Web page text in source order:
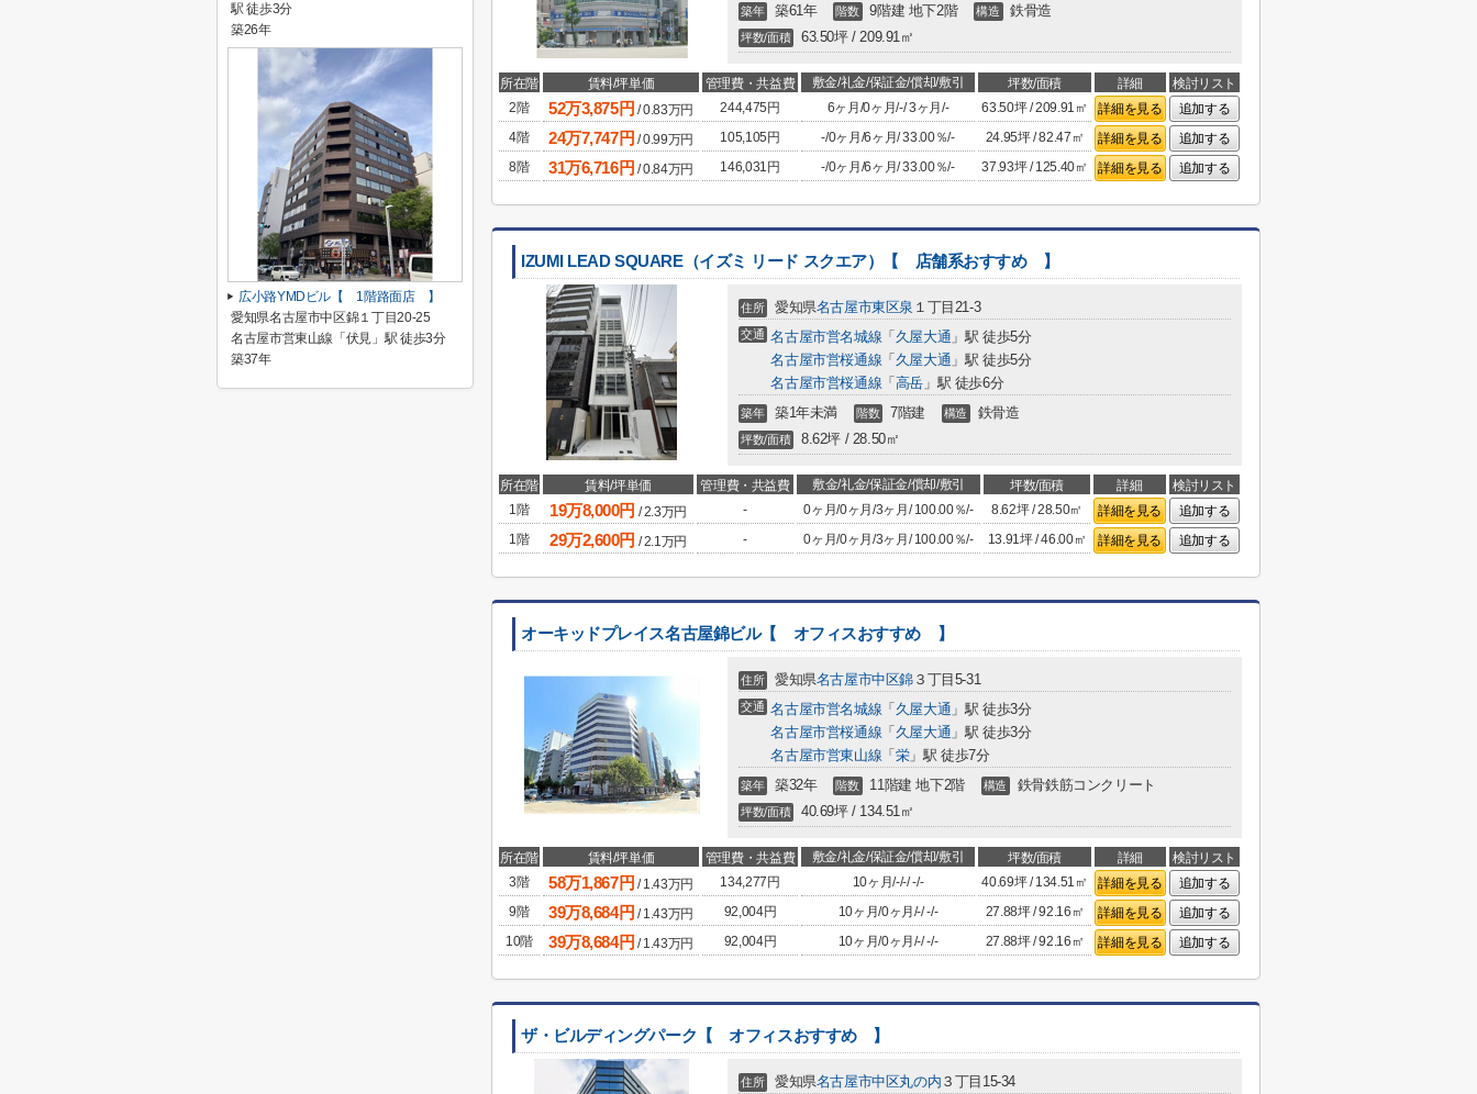
築年 築61年 階数 9階建 地下2階 構造 鉄骨造
坪数/面積 63.50坪 / 209.91㎡
所在階 賃料/坪単価 管理費・共益費 敷金/礼金/保証金/償却/敷引 坪数/面積 詳細
検討リスト
2階
52万3,875円 /0.83万円 244,475円 6ヶ月 /0ヶ月/-/3ヶ月 /- 63.50坪 / 209.91㎡ 詳細を見る
追加する
4階
24万7,747円 /0.99万円 105,105円 -/0ヶ月 /6ヶ月/33.00％/- 24.95坪 / 82.47㎡ 詳細を見る
追加する
8階
31万6,716円 /0.84万円 146,031円 -/0ヶ月 /6ヶ月/33.00％/- 37.93坪 / 125.40㎡ 詳細を見る 追加する
IZUMI LEAD SQUARE（イズミ リード スクエア）【 店舗系おすすめ 】
住所 愛知県名古屋市東区泉 １丁目21-3
交通 名古屋市営名城線 「 久屋大通 」駅 徒歩5分
名古屋市営桜通線 「 久屋大通 」駅 徒歩5分
名古屋市営桜通線 「 高岳 」駅 徒歩6分
築年 築1年未満 階数 7階建 構造 鉄骨造
坪数/面積 8.62坪 / 28.50㎡
所在階 賃料/坪単価 管理費・共益費 敷金/礼金/保証金/償却/敷引 坪数/面積 詳細
検討リスト
1階
19万8,000円 /2.3万円 - 0ヶ月/0ヶ月 /3ヶ月 /100.00％/- 8.62坪 / 28.50㎡ 詳細を見る
追加する
1階
29万2,600円 /2.1万円 - 0ヶ月/0ヶ月 /3ヶ月 /100.00％/- 13.91坪 / 46.00㎡ 詳細を見る 追加する
オーキッドプレイス名古屋錦ビル【 オフィスおすすめ 】
住所 愛知県名古屋市中区錦 ３丁目5-31
交通 名古屋市営名城線 「 久屋大通 」駅 徒歩3分
名古屋市営桜通線 「 久屋大通 」駅 徒歩3分
名古屋市営東山線 「 栄」駅 徒歩7分
築年 築32年 階数 11階建 地下2階 構造 鉄骨鉄筋コンクリート
坪数/面積 40.69坪 / 134.51㎡
所在階 賃料/坪単価 管理費・共益費 敷金/礼金/保証金/償却/敷引 坪数/面積 詳細
検討リスト
3階
58万1,867円 /1.43万円 134,277円 10ヶ月/-/-/-/- 40.69坪 / 134.51㎡ 詳細を見る
追加する
9階
39万8,684円 /1.43万円 92,004円 10ヶ月/0ヶ月 /-/-/- 27.88坪 / 92.16㎡ 詳細を見る
追加する
10階
39万8,684円 /1.43万円 92,004円 10ヶ月/0ヶ月 /-/-/- 27.88坪 / 92.16㎡ 詳細を見る 追加する
ザ・ビルディングパーク【 オフィスおすすめ 】
住所 愛知県名古屋市中区丸の内 ３丁目15-34
駅 徒歩3分
築26年
広小路YMDビル【 1階路面店 】
愛知県名古屋市中区錦１丁目20-25
名古屋市営東山線「伏見」駅 徒歩3分
築37年